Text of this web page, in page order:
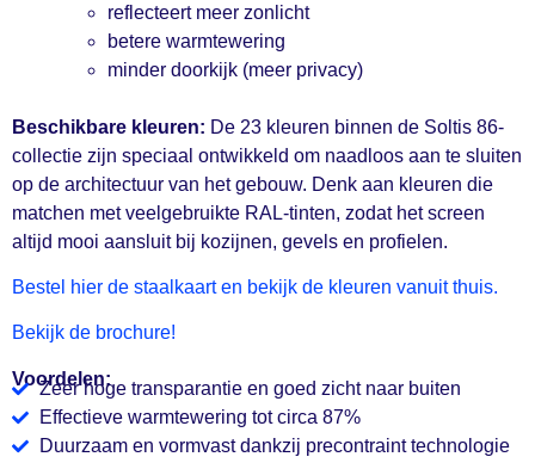
reflecteert meer zonlicht
betere warmtewering
minder doorkijk (meer privacy)
Beschikbare kleuren: De 23 kleuren binnen de Soltis 86-
collectie zijn speciaal ontwikkeld om naadloos aan te sluiten
op de architectuur van het gebouw. Denk aan kleuren die
matchen met veelgebruikte RAL-tinten, zodat het screen
altijd mooi aansluit bij kozijnen, gevels en profielen.
Bestel hier de staalkaart en bekijk de kleuren vanuit thuis.
Bekijk de brochure!
Voordelen:
Zeer hoge transparantie en goed zicht naar buiten
Effectieve warmtewering tot circa 87%
Duurzaam en vormvast dankzij precontraint technologie